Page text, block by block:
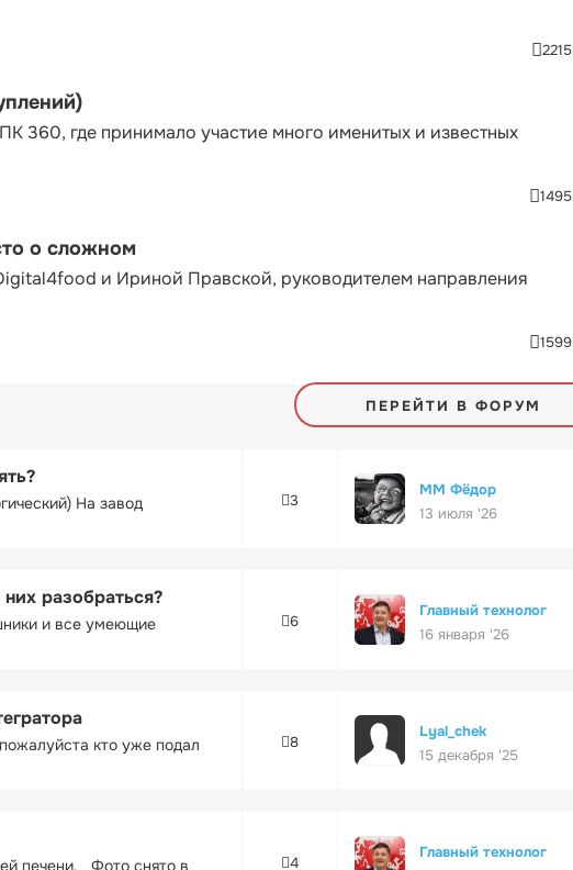
2215
360, где принимало участие много именитых и известных
1495
о сложном
и Ириной Правской, руководителем направления
1599
ПЕРЕЙТИ В ФОРУМ
На завод
3
ММ Фёдор
13 июля '26
разобраться?
и все умеющие
6
Главный технолог
16 января '26
кто уже подал
8
Lyal_chek
15 декабря '25
печени. Фото снято в 4
Главный технолог